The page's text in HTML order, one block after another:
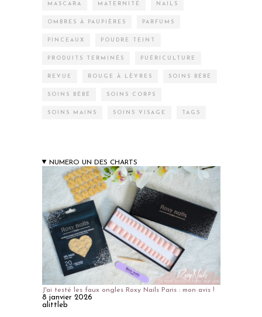
MASCARA MATERNITÉ NAILS
OMBRES À PAUPIÈRES PARFUMS
PINCEAUX POUDRE TEINT
PRODUITS TERMINÉS PUÉRICULTURE
REVUE ROUGE À LÈVRES SOINS BÉBÉ
SOINS BÉBÉ SOINS CORPS
SOINS MAINS SOINS VISAGE TAGS
NUMERO UN DES CHARTS
J'ai testé les faux ongles Roxy Nails Paris : mon avis !
8 janvier 2026
alittleb